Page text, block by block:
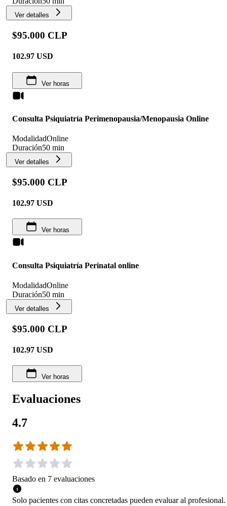
Ver detalles
$95.000 CLP
102.97 USD
Ver horas
Consulta Psiquiatría Perimenopausia/Menopausia Online
ModalidadOnline
Duración50 min
Ver detalles
$95.000 CLP
102.97 USD
Ver horas
Consulta Psiquiatría Perinatal online
ModalidadOnline
Duración50 min
Ver detalles
$95.000 CLP
102.97 USD
Ver horas
Evaluaciones
4.7
Basado en 7 evaluaciones
Solo pacientes con citas concretadas pueden evaluar al profesional.